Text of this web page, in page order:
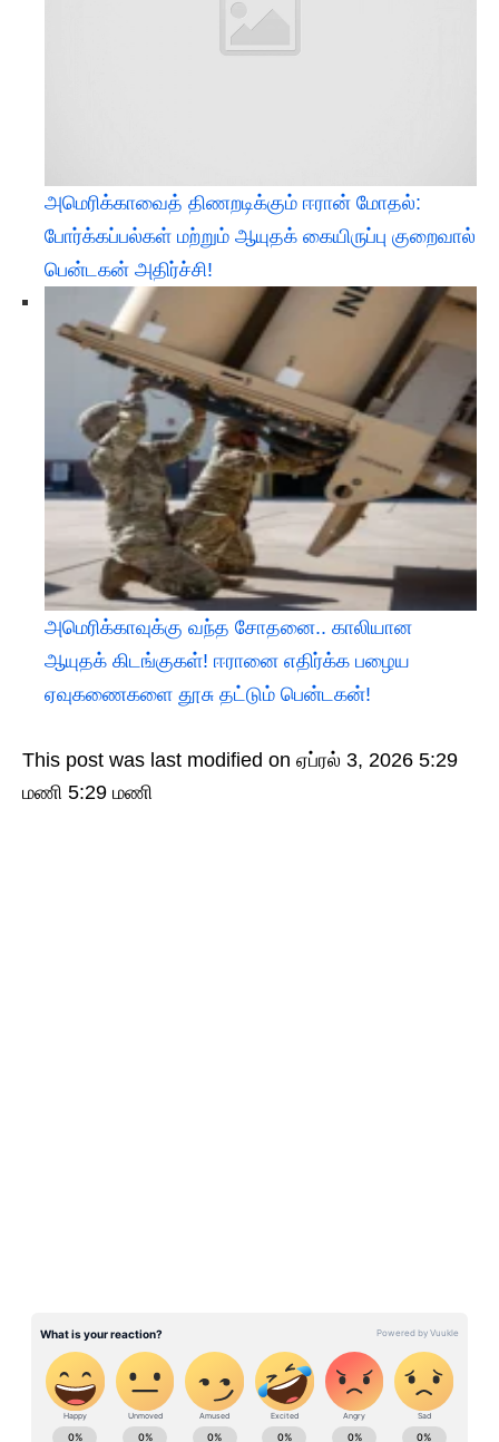
அமெரிக்காவைத் திணறடிக்கும் ஈரான் மோதல்:
போர்க்கப்பல்கள் மற்றும் ஆயுதக் கையிருப்பு குறைவால்
பென்டகன் அதிர்ச்சி!
அமெரிக்காவுக்கு வந்த சோதனை.. காலியான
ஆயுதக் கிடங்குகள்! ஈரானை எதிர்க்க பழைய
ஏவுகணைகளை தூசு தட்டும் பென்டகன்!
This post was last modified on ஏப்ரல் 3, 2026 5:29
மணி 5:29 மணி